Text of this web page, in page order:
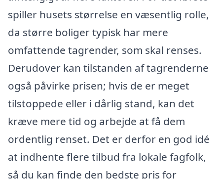
spiller husets størrelse en væsentlig rolle,
da større boliger typisk har mere
omfattende tagrender, som skal renses.
Derudover kan tilstanden af tagrenderne
også påvirke prisen; hvis de er meget
tilstoppede eller i dårlig stand, kan det
kræve mere tid og arbejde at få dem
ordentlig renset. Det er derfor en god idé
at indhente flere tilbud fra lokale fagfolk,
så du kan finde den bedste pris for